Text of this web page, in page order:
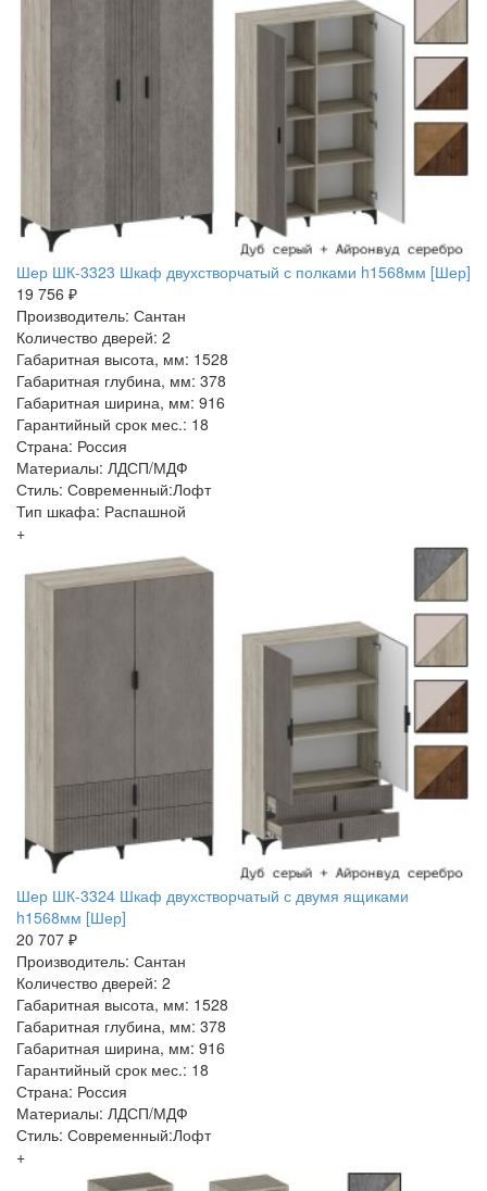
Шер ШК-3323 Шкаф двухстворчатый с полками h1568мм [Шер]
19 756 ₽
Производитель: Сантан
Количество дверей: 2
Габаритная высота, мм: 1528
Габаритная глубина, мм: 378
Габаритная ширина, мм: 916
Гарантийный срок мес.: 18
Страна: Россия
Материалы: ЛДСП/МДФ
Стиль: Современный:Лофт
Тип шкафа: Распашной
+
Шер ШК-3324 Шкаф двухстворчатый с двумя ящиками
h1568мм [Шер]
20 707 ₽
Производитель: Сантан
Количество дверей: 2
Габаритная высота, мм: 1528
Габаритная глубина, мм: 378
Габаритная ширина, мм: 916
Гарантийный срок мес.: 18
Страна: Россия
Материалы: ЛДСП/МДФ
Стиль: Современный:Лофт
+